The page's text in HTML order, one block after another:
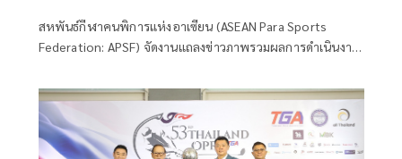
สหพันธ์กีฬาคนพิการแห่งอาเซียน (ASEAN Para Sports
Federation: APSF) จัดงานแถลงข่าวภาพรวมผลการดำเนินงาน
รับเกียรติจากพลตรีโอสถ ภาวิไล ประธานสหพันธ์กีฬาคนพิการ
แห่งอาเซียน เป็นประธานในการแถลงข่าว พร้อมด้วยพลตรีหญิง
ดร.วันดี โตสุวรรณ เลขาธิการสหพันธ์กีฬาคนพิการแห่งอาเซียน
ณ ศูนย์ประสานงานสื่อมวลชน (MPC) การแข่งขันกีฬาอาเซียน